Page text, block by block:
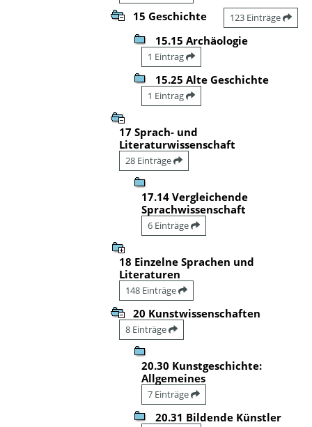
15 Geschichte 123 Einträge
15.15 Archäologie
1 Eintrag
15.25 Alte Geschichte
1 Eintrag
17 Sprach- und
Literaturwissenschaft
28 Einträge
17.14 Vergleichende
Sprachwissenschaft
6 Einträge
18 Einzelne Sprachen und
Literaturen
148 Einträge
20 Kunstwissenschaften
8 Einträge
20.30 Kunstgeschichte:
Allgemeines
7 Einträge
20.31 Bildende Künstler